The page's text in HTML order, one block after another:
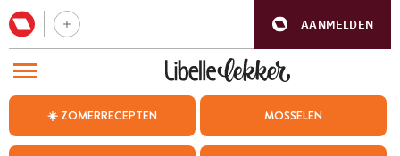
AANMELDEN
☀️ ZOMERRECEPTEN MOSSELEN
BEZOEK ONZE ANDERE WEBSITES